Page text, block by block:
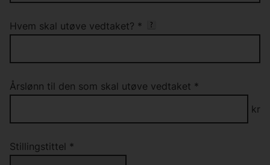
Hvem skal utøve vedtaket? *
Årslønn til den som skal utøve vedtaket *
kr
Stillingstittel *